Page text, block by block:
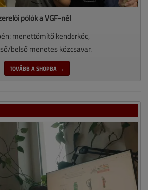
pólók a VGF-nél
menettömítő kenderkóc,
belső menetes közcsavar.
TOVÁBB A SHOPBA →